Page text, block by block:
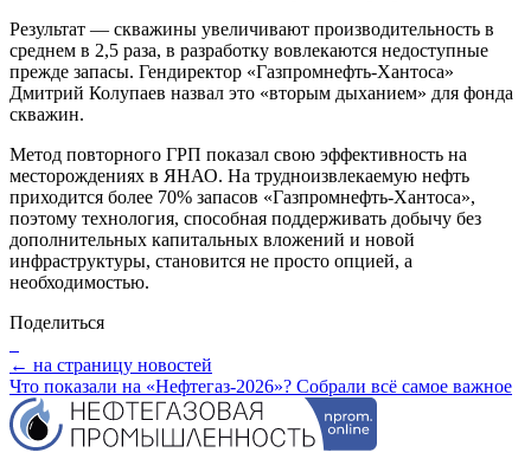
Результат — скважины увеличивают производительность в
среднем в 2,5 раза, в разработку вовлекаются недоступные
прежде запасы. Гендиректор «Газпромнефть-Хантоса»
Дмитрий Колупаев назвал это «вторым дыханием» для фонда
скважин.
Метод повторного ГРП показал свою эффективность на
месторождениях в ЯНАО. На трудноизвлекаемую нефть
приходится более 70% запасов «Газпромнефть-Хантоса»,
поэтому технология, способная поддерживать добычу без
дополнительных капитальных вложений и новой
инфраструктуры, становится не просто опцией, а
необходимостью.
Поделиться
← на страницу новостей
Что показали на «Нефтегаз-2026»? Собрали всё самое важное